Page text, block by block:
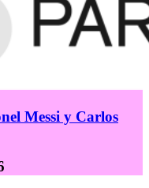
Messi y Carlos